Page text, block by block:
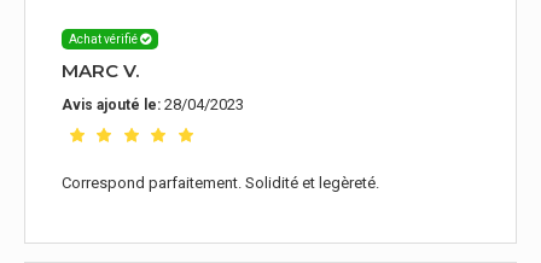
Achat vérifié
MARC V.
Avis ajouté le: 28/04/2023
Correspond parfaitement. Solidité et legèreté.